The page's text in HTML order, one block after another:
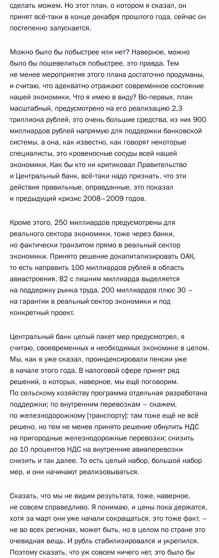
сделать можем. Но этот план, о котором я сказал, он
принят всё‑таки в конце декабря прошлого года, сейчас он
постепенно запускается.
Можно было бы побыстрее или нет? Наверное, можно
было бы пошевелиться побыстрее, это правда. Тем
не менее мероприятия этого плана достаточно продуманы,
и считаю, что адекватно отражают современное состояние
нашей экономики. Что я имею в виду? Во‑первых, план
масштабный, предусмотрено на его реализацию 2,3
триллиона рублей, это очень большие средства, из них 900
миллиардов рублей напрямую для поддержки банковской
системы, а она, как известно, как говорят некоторые
специалисты, это кровеносные сосуды всей нашей
экономики. Как бы кто ни критиковал Правительство
и Центральный банк, всё‑таки надо признать, что эти
действия правильные, оправданные, это показал
и предыдущий кризис 2008–2009 годов.
Кроме этого, 250 миллиардов предусмотрены для
реального сектора экономики, тоже через банки,
но фактически транзитом прямо в реальный сектор
экономики. Принято решение докапитализировать ОАК,
то есть направить 100 миллиардов рублей в область
авиастроения, 82 с лишним миллиарда выделяется
на поддержку рынка труда, 200 миллиардов плюс 30 –
на гарантии в реальный сектор экономики и под
конкретный проект.
Центральный банк целый пакет мер предусмотрел, я
считаю, своевременных и необходимых экономике в целом.
Мы, как я уже сказал, проиндексировали пенсии уже
в начале этого года. В налоговой сфере принят ряд
решений, о которых, наверное, мы ещё поговорим.
По сельскому хозяйству программа отдельная разработана
поддержки; по внутренним перевозкам – скажем,
по железнодорожному [транспорту]: там тоже ещё не всё
решено, но тем не менее принято решение обнулить НДС
на пригородные железнодорожные перевозки; снизить
до 10 процентов НДС на внутренние авиаперевозки
снизить и так далее. То есть целый набор, большой набор
мер, и они начинают реализовываться.
Сказать, что мы не видим результата, тоже, наверное,
не совсем справедливо. Я понимаю, и цены пока держатся,
хотя за март они уже начали сокращаться, это тоже факт, –
не во всех регионах, может быть, но в целом по стране это
очевидная вещь. И рубль стабилизировался и укрепился.
Поэтому сказать, что уж совсем ничего нет, это было бы